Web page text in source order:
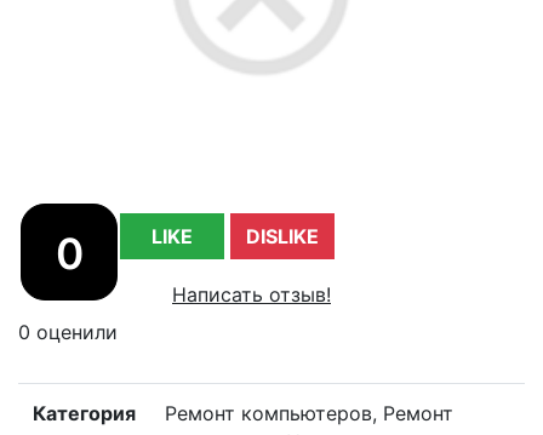
0 LIKE DISLIKE
Написать отзыв!
0 оценили
Категория
Ремонт компьютеров, Ремонт